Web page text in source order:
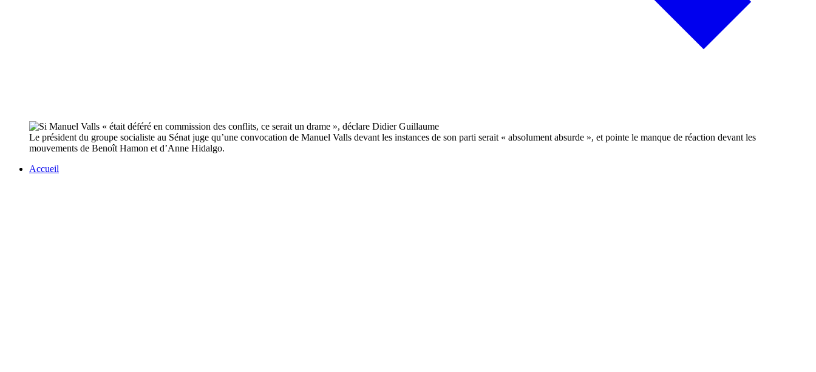
Le président du groupe socialiste au Sénat juge qu’une convocation de Manuel Valls devant les instances de son parti serait « absolument absurde », et pointe le manque de réaction devant les
mouvements de Benoît Hamon et d’Anne Hidalgo.
Accueil